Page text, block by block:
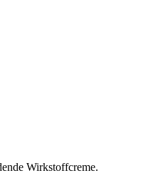
Wirkstoffcreme.